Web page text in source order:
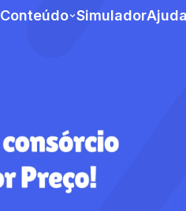
Conteúdo Simulador